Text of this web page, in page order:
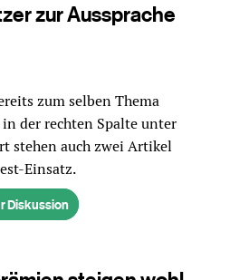
zur Aussprache
zum selben Thema
der rechten Spalte unter
stehen auch zwei Artikel
Einsatz.
Diskussion